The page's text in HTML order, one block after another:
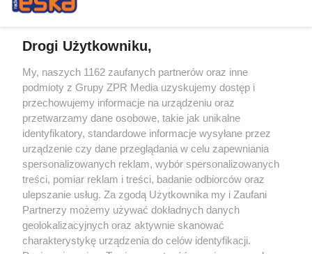
Żaden utwór zamieszczony w serwisie nie może być powielany i
rozpowszechniany lub dalej rozpowszechniany w jakikolwiek sposób (w
tym także elektroniczny lub mechaniczny) na jakimkolwiek polu
eksploatacji w jakiejkolwiek formie, włącznie z umieszczaniem w Internecie
bez pisemnej zgody właściciela praw. Jakiekolwiek użycie lub
wykorzystanie utworów w całości lub w części z naruszeniem prawa, tzn.
bez właściwej zgody, jest zabronione pod groźbą kary i może być ścigane
prawnie.
Drogi Użytkowniku,
My, naszych 1162 zaufanych partnerów oraz inne
podmioty z Grupy ZPR Media uzyskujemy dostęp i
przechowujemy informacje na urządzeniu oraz
przetwarzamy dane osobowe, takie jak unikalne
identyfikatory, standardowe informacje wysyłane przez
urządzenie czy dane przeglądania w celu zapewniania
spersonalizowanych reklam, wybór spersonalizowanych
treści, pomiar reklam i treści, badanie odbiorców oraz
ulepszanie usług. Za zgodą Użytkownika my i Zaufani
Partnerzy możemy używać dokładnych danych
geolokalizacyjnych oraz aktywnie skanować
charakterystykę urządzenia do celów identyfikacji.